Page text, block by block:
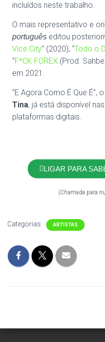
incluídos neste trabalho.
O mais representativo e
português editou
Vice City” (2020), “Todo o
“F*CK FOREX (Prod.
em 2021.
“E Agora Como É Que É”,
Tina, já está disponível
plataformas digitais.
LIGAR PARA
(Chamada para
Categorias: ARTISTAS